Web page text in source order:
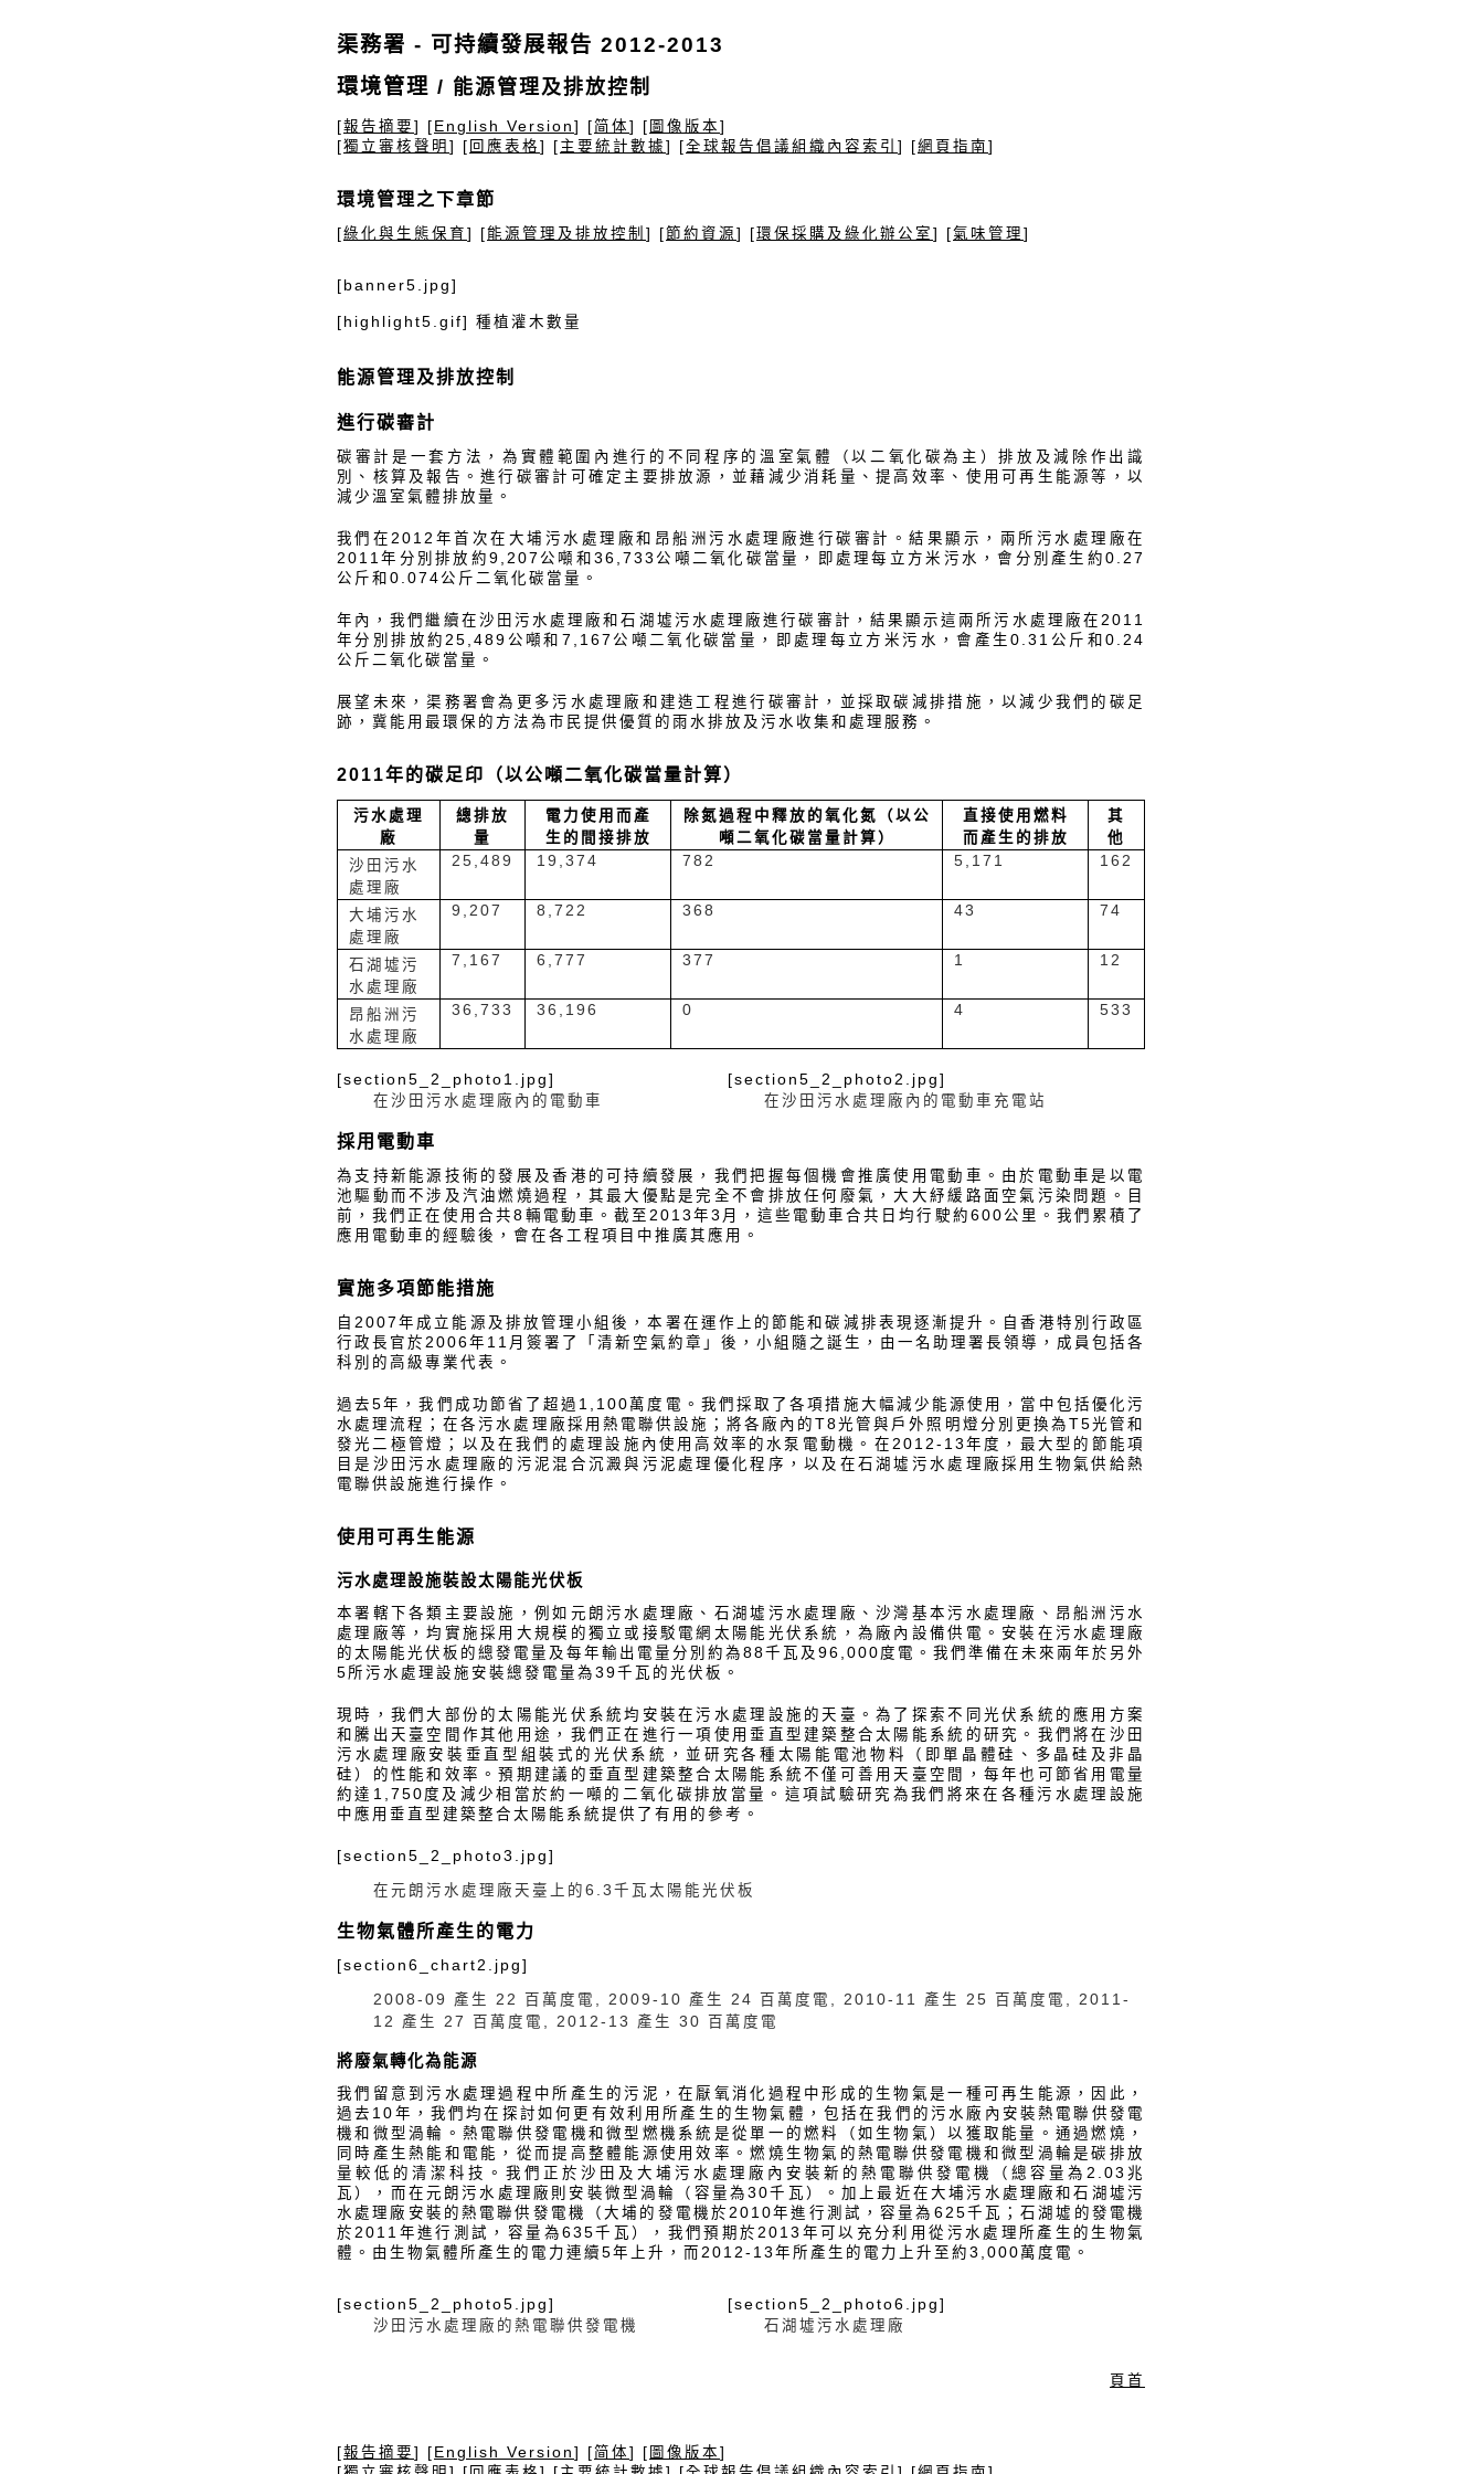
渠務署 - 可持續發展報告 2012-2013
環境管理 / 能源管理及排放控制
[報告摘要 ] [ English Version ] [简体 ] [ 圖像版本 ]
[獨立審核聲明 ] [ 回應表格 ] [ 主要統計數據 ] [全球報告倡議組織內容索引 ] [網頁指南 ]
環境管理之下章節
[綠化與生態保育 ] [能源管理及排放控制 ] [節約資源 ] [環保採購及綠化辦公室 ] [氣味管理 ]
[banner5.jpg]
[highlight5.gif] 種植灌木數量
能源管理及排放控制
進行碳審計
碳審計是一套方法，為實體範圍內進行的不同程序的溫室氣體（以二氧化碳為主）排放及減除作出識
別、核算及報告。進行碳審計可確定主要排放源，並藉減少消耗量、提高效率、使用可再生能源等，以
減少溫室氣體排放量。
我們在2012年首次在大埔污水處理廠和昂船洲污水處理廠進行碳審計。結果顯示，兩所污水處理廠在
2011年分別排放約9,207公噸和36,733公噸二氧化碳當量，即處理每立方米污水，會分別產生約0.27
公斤和0.074公斤二氧化碳當量。
年內，我們繼續在沙田污水處理廠和石湖墟污水處理廠進行碳審計，結果顯示這兩所污水處理廠在2011
年分別排放約25,489公噸和7,167公噸二氧化碳當量，即處理每立方米污水，會產生0.31公斤和0.24
公斤二氧化碳當量。
展望未來，渠務署會為更多污水處理廠和建造工程進行碳審計，並採取碳減排措施，以減少我們的碳足
跡，冀能用最環保的方法為市民提供優質的雨水排放及污水收集和處理服務。
2011年的碳足印（以公噸二氧化碳當量計算）
污水處理
廠
總排放
量
電力使用而產
生的間接排放
除氮過程中釋放的氧化氮（以公
噸二氧化碳當量計算）
直接使用燃料
而產生的排放
其
他
沙田污水
處理廠
25,489 19,374 782 5,171 162
大埔污水
處理廠
9,207 8,722 368 43 74
石湖墟污
水處理廠
7,167 6,777 377 1 12
昂船洲污
水處理廠
36,733 36,196 0 4 533
[section5_2_photo1.jpg]
在沙田污水處理廠內的電動車
[section5_2_photo2.jpg]
在沙田污水處理廠內的電動車充電站
採用電動車
為支持新能源技術的發展及香港的可持續發展，我們把握每個機會推廣使用電動車。由於電動車是以電
池驅動而不涉及汽油燃燒過程，其最大優點是完全不會排放任何廢氣，大大紓緩路面空氣污染問題。目
前，我們正在使用合共8輛電動車。截至2013年3月，這些電動車合共日均行駛約600公里。我們累積了
應用電動車的經驗後，會在各工程項目中推廣其應用。
實施多項節能措施
自2007年成立能源及排放管理小組後，本署在運作上的節能和碳減排表現逐漸提升。自香港特別行政區
行政長官於2006年11月簽署了「清新空氣約章」後，小組隨之誕生，由一名助理署長領導，成員包括各
科別的高級專業代表。
過去5年，我們成功節省了超過1,100萬度電。我們採取了各項措施大幅減少能源使用，當中包括優化污
水處理流程；在各污水處理廠採用熱電聯供設施；將各廠內的T8光管與戶外照明燈分別更換為T5光管和
發光二極管燈；以及在我們的處理設施內使用高效率的水泵電動機。在2012-13年度，最大型的節能項
目是沙田污水處理廠的污泥混合沉澱與污泥處理優化程序，以及在石湖墟污水處理廠採用生物氣供給熱
電聯供設施進行操作。
使用可再生能源
污水處理設施裝設太陽能光伏板
本署轄下各類主要設施，例如元朗污水處理廠、石湖墟污水處理廠、沙灣基本污水處理廠、昂船洲污水
處理廠等，均實施採用大規模的獨立或接駁電網太陽能光伏系統，為廠內設備供電。安裝在污水處理廠
的太陽能光伏板的總發電量及每年輸出電量分別約為88千瓦及96,000度電。我們準備在未來兩年於另外
5所污水處理設施安裝總發電量為39千瓦的光伏板。
現時，我們大部份的太陽能光伏系統均安裝在污水處理設施的天臺。為了探索不同光伏系統的應用方案
和騰出天臺空間作其他用途，我們正在進行一項使用垂直型建築整合太陽能系統的研究。我們將在沙田
污水處理廠安裝垂直型組裝式的光伏系統，並研究各種太陽能電池物料（即單晶體硅、多晶硅及非晶
硅）的性能和效率。預期建議的垂直型建築整合太陽能系統不僅可善用天臺空間，每年也可節省用電量
約達1,750度及減少相當於約一噸的二氧化碳排放當量。這項試驗研究為我們將來在各種污水處理設施
中應用垂直型建築整合太陽能系統提供了有用的參考。
[section5_2_photo3.jpg]
在元朗污水處理廠天臺上的6.3千瓦太陽能光伏板
生物氣體所產生的電力
[section6_chart2.jpg]
2008-09 產生 22 百萬度電, 2009-10 產生 24 百萬度電, 2010-11 產生 25 百萬度電, 2011-
12 產生 27 百萬度電, 2012-13 產生 30 百萬度電
將廢氣轉化為能源
我們留意到污水處理過程中所產生的污泥，在厭氧消化過程中形成的生物氣是一種可再生能源，因此，
過去10年，我們均在探討如何更有效利用所產生的生物氣體，包括在我們的污水廠內安裝熱電聯供發電
機和微型渦輪。熱電聯供發電機和微型燃機系統是從單一的燃料（如生物氣）以獲取能量。通過燃燒，
同時產生熱能和電能，從而提高整體能源使用效率。燃燒生物氣的熱電聯供發電機和微型渦輪是碳排放
量較低的清潔科技。我們正於沙田及大埔污水處理廠內安裝新的熱電聯供發電機（總容量為2.03兆
瓦），而在元朗污水處理廠則安裝微型渦輪（容量為30千瓦）。加上最近在大埔污水處理廠和石湖墟污
水處理廠安裝的熱電聯供發電機（大埔的發電機於2010年進行測試，容量為625千瓦；石湖墟的發電機
於2011年進行測試，容量為635千瓦），我們預期於2013年可以充分利用從污水處理所產生的生物氣
體。由生物氣體所產生的電力連續5年上升，而2012-13年所產生的電力上升至約3,000萬度電。
[section5_2_photo5.jpg]
沙田污水處理廠的熱電聯供發電機
[section5_2_photo6.jpg]
石湖墟污水處理廠
頁首
[報告摘要 ] [ English Version ] [简体 ] [ 圖像版本 ]